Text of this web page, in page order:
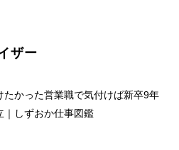
ザー
かった営業職で気付けば新卒9年
しずおか仕事図鑑